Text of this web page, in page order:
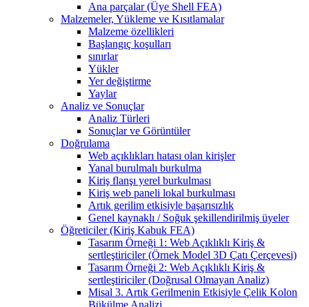
Ana parçalar (Üye Shell FEA)
Malzemeler, Yükleme ve Kısıtlamalar
Malzeme özellikleri
Başlangıç ​​koşulları
sınırlar
Yükler
Yer değiştirme
Yaylar
Analiz ve Sonuçlar
Analiz Türleri
Sonuçlar ve Görüntüler
Doğrulama
Web açıklıkları hatası olan kirişler
Yanal burulmalı burkulma
Kiriş flanşı yerel burkulması
Kiriş web paneli lokal burkulması
Artık gerilim etkisiyle başarısızlık
Genel kaynaklı / Soğuk şekillendirilmiş üyeler
Öğreticiler (Kiriş Kabuk FEA)
Tasarım Örneği 1: Web Açıklıklı Kiriş &
sertleştiriciler (Örnek Model 3D Çatı Çerçevesi)
Tasarım Örneği 2: Web Açıklıklı Kiriş &
sertleştiriciler (Doğrusal Olmayan Analiz)
Misal 3. Artık Gerilmenin Etkisiyle Çelik Kolon